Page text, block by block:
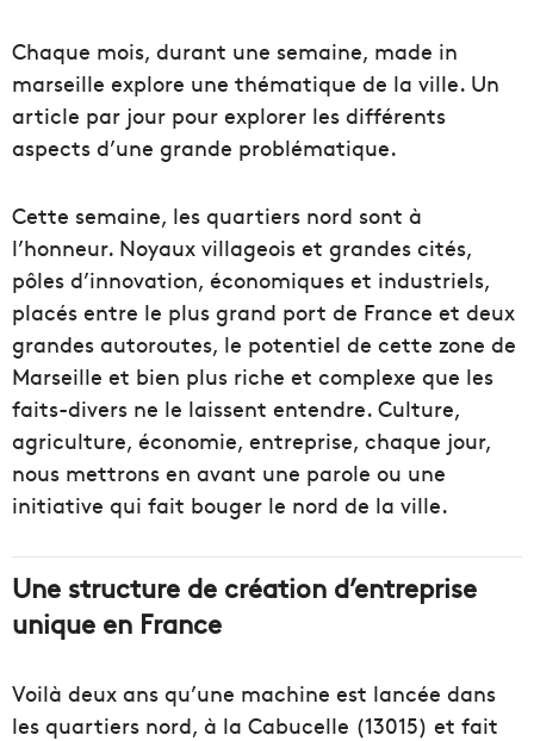
Chaque mois, durant une semaine, made in
marseille explore une thématique de la ville. Un
article par jour pour explorer les différents
aspects d’une grande problématique.
Cette semaine, les quartiers nord sont à
l’honneur. Noyaux villageois et grandes cités,
pôles d’innovation, économiques et industriels,
placés entre le plus grand port de France et deux
grandes autoroutes, le potentiel de cette zone de
Marseille et bien plus riche et complexe que les
faits-divers ne le laissent entendre. Culture,
agriculture, économie, entreprise, chaque jour,
nous mettrons en avant une parole ou une
initiative qui fait bouger le nord de la ville.
Une structure de création d’entreprise
unique en France
Voilà deux ans qu’une machine est lancée dans
les quartiers nord, à la Cabucelle (13015) et fait